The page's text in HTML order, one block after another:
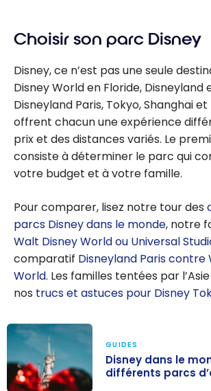
Choisir son parc Disney
Disney, ce n’est pas une seule
Disney World en Floride, Disneyland
Disneyland Paris, Tokyo, Shanghai
offrent chacun une expérience
prix et des distances variés. Le
consiste à déterminer le parc qui
votre budget et à votre famille.
Pour comparer, lisez notre tour des
parcs Disney dans le monde, notre
Walt Disney World ou Universal
comparatif Disneyland Paris contre
World. Les familles tentées par
nos trucs et astuces pour Disney
GUIDES
Disney dans le
différents parcs